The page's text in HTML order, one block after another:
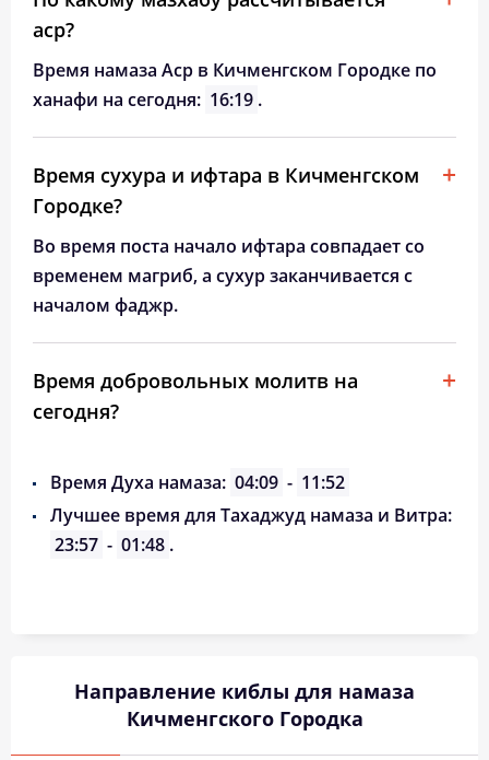
аср?
Время намаза Аср в Кичменгском Городке по
ханафи на сегодня: 16:19 .
Время сухура и ифтара в Кичменгском
Городке?
Во время поста начало ифтара совпадает со
временем магриб, а сухур заканчивается с
началом фаджр.
Время добровольных молитв на
сегодня?
Время Духа намаза: 04:09 - 11:52
Лучшее время для Тахаджуд намаза и Витра:
23:57 - 01:48 .
Направление киблы для намаза
Кичменгского Городка